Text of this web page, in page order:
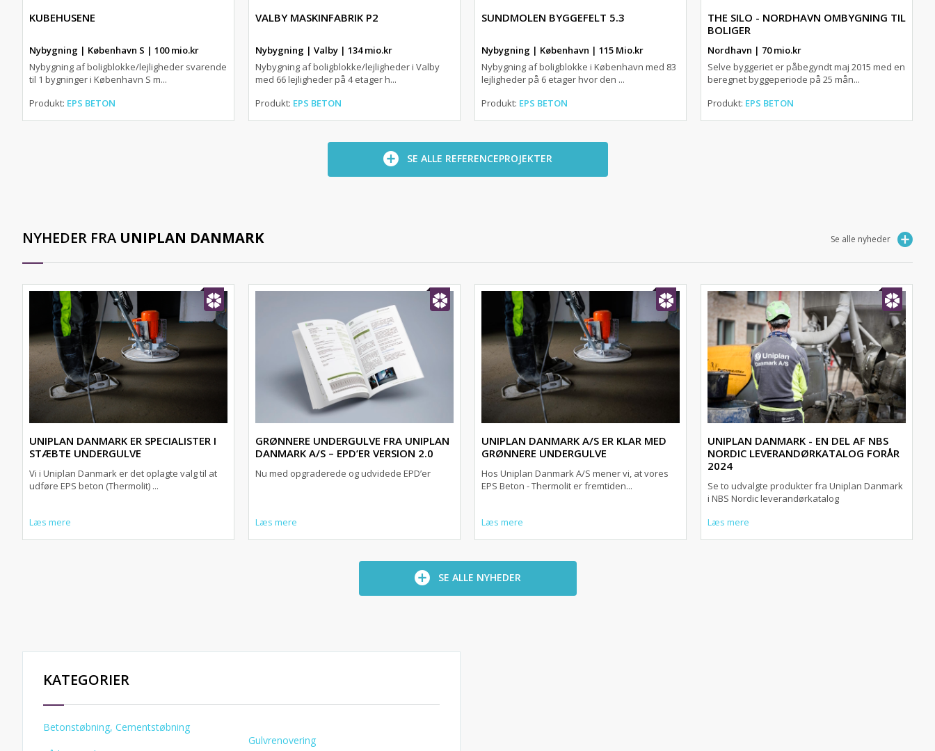
KUBEHUSENE
Nybygning | København S | 100 mio.kr
Nybygning af boligblokke/lejligheder svarende
til 1 bygninger i København S m...
Produkt: EPS BETON
VALBY MASKINFABRIK P2
Nybygning | Valby | 134 mio.kr
Nybygning af boligblokke/lejligheder i Valby
med 66 lejligheder på 4 etager h...
Produkt: EPS BETON
SUNDMOLEN BYGGEFELT 5.3
Nybygning | København | 115 Mio.kr
Nybygning af boligblokke i København med 83
lejligheder på 6 etager hvor den ...
Produkt: EPS BETON
THE SILO - NORDHAVN OMBYGNING TIL
BOLIGER
Nordhavn | 70 mio.kr
Selve byggeriet er påbegyndt maj 2015 med en
beregnet byggeperiode på 25 mån...
Produkt: EPS BETON
SE ALLE REFERENCEPROJEKTER
Se alle nyheder
NYHEDER FRA UNIPLAN DANMARK
UNIPLAN DANMARK ER SPECIALISTER I
STÆBTE UNDERGULVE
Vi i Uniplan Danmark er det oplagte valg til at
udføre EPS beton (Thermolit) ...
Læs mere
GRØNNERE UNDERGULVE FRA UNIPLAN
DANMARK A/S – EPD’ER VERSION 2.0
Nu med opgraderede og udvidede EPD’er
Læs mere
UNIPLAN DANMARK A/S ER KLAR MED
GRØNNERE UNDERGULVE
Hos Uniplan Danmark A/S mener vi, at vores
EPS Beton - Thermolit er fremtiden...
Læs mere
UNIPLAN DANMARK - EN DEL AF NBS
NORDIC LEVERANDØRKATALOG FORÅR
2024
Se to udvalgte produkter fra Uniplan Danmark
i NBS Nordic leverandørkatalog
Læs mere
SE ALLE NYHEDER
KATEGORIER
Betonstøbning, Cementstøbning
Gulvrenovering